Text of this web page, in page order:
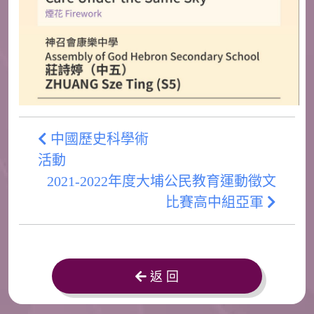
中國歷史科學術
活動
2021-2022年度大埔公民教育運動徵文
比賽高中組亞軍
返 回